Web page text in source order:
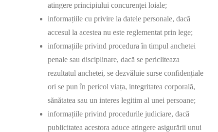
atingere principiului concurenței loiale;
informațiile cu privire la datele personale, dacă
accesul la acestea nu este reglementat prin lege;
informațiile privind procedura în timpul anchetei
penale sau disciplinare, dacă se pericliteaza
rezultatul anchetei, se dezvăluie surse confidențiale
ori se pun în pericol viața, integritatea corporală,
sănătatea sau un interes legitim al unei persoane;
informațiile privind procedurile judiciare, dacă
publicitatea acestora aduce atingere asigurării unui